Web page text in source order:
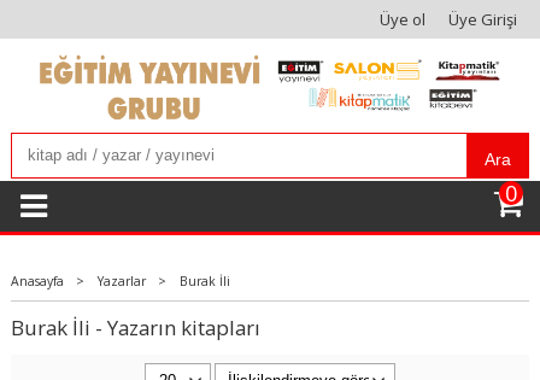
Üye ol Üye Girişi
Ara
0
Anasayfa > Yazarlar > Burak İli
Burak İli - Yazarın kitapları